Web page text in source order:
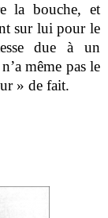
la bouche, et
sur lui pour le
due à un
même pas le
» de fait.